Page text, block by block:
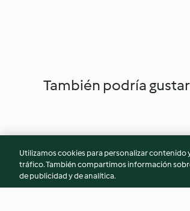
También podría
Utilizamos cookies para personalizar
tráfico. También compartimos información
de publicidad y de analítica.